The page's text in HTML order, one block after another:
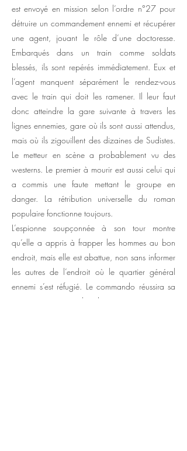
est envoyé en mission selon l’ordre n°27 pour
détruire un commandement ennemi et récupérer
une agent, jouant le rôle d’une doctoresse.
Embarqués dans un train comme soldats
blessés, ils sont repérés immédiatement. Eux et
l’agent manquent séparément le rendez-vous
avec le train qui doit les ramener. Il leur faut
donc atteindre la gare suivante à travers les
lignes ennemies, gare où ils sont aussi attendus,
mais où ils zigouillent des dizaines de Sudistes.
Le metteur en scène a probablement vu des
westerns. Le premier à mourir est aussi celui qui
a commis une faute mettant le groupe en
danger. La rétribution universelle du roman
populaire fonctionne toujours.
L’espionne soupçonnée à son tour montre
qu’elle a appris à frapper les hommes au bon
endroit, mais elle est abattue, non sans informer
les autres de l’endroit où le quartier général
ennemi s’est réfugié. Le commando réussira sa
mission non sans lourdes pertes, grâce au